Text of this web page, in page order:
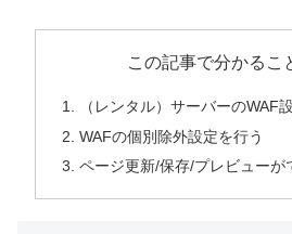
この記事で分かるこ
（レンタル）サーバーのWAF
WAFの個別除外設定を行う
ページ更新/保存/プレビューが